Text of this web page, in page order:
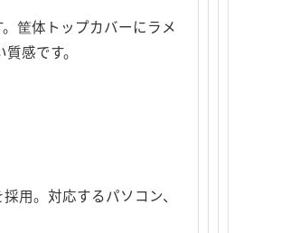
筐体トップカバーにラメ
感です。
用。対応するパソコン、